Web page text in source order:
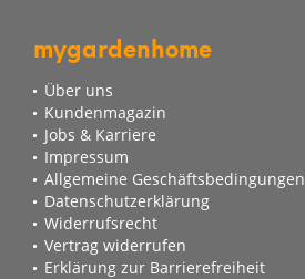
mygardenhome
Über uns
Kundenmagazin
Jobs & Karriere
Impressum
Allgemeine Geschäftsbedingungen
Datenschutzerklärung
Widerrufsrecht
Vertrag widerrufen
Erklärung zur Barrierefreiheit